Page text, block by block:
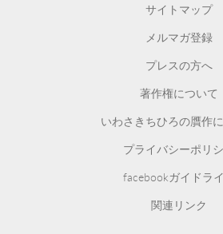
サイトマップ
メルマガ登録
プレスの方へ
著作権について
いわさきちひろの贋作
プライバシーポリ
facebookガイドラ
関連リンク